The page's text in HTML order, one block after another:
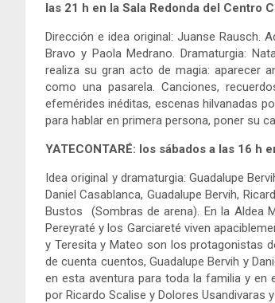
las 21 h en la Sala Redonda del Centro
Dirección e idea original: Juanse Rausch.
Bravo y Paola Medrano. Dramaturgia:
realiza su gran acto de magia: aparecer
como una pasarela. Canciones,
efemérides inéditas, escenas hilvanadas
para hablar en primera persona, poner su
YATECONTARÉ: los sábados a las 16
Idea original y dramaturgia: Guadalupe
Daniel Casablanca, Guadalupe Bervih,
Bustos (Sombras de arena). En la Aldea
Pereyraté y los Garciareté viven
y Teresita y Mateo son los protagonistas
de cuenta cuentos, Guadalupe Bervih y
en esta aventura para toda la familia y en
por Ricardo Scalise y Dolores Usandivaras